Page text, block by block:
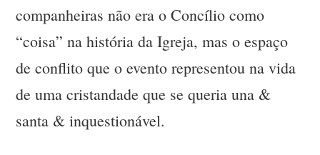
companheiras não era o Concílio como
“coisa” na história da Igreja, mas o espaço
de conflito que o evento representou na vida
de uma cristandade que se queria una &
santa & inquestionável.